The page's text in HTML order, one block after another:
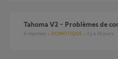
Tahoma V2 - Problèmes de
6 réponses DOMOTIQUE il y a 10 jours